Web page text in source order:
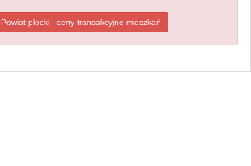
Powiat płocki - ceny transakcyjne mieszkań